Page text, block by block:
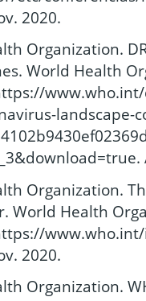
2020.
Organization.
World Health
landscape-
Organization.
World Health
2020.
Organization.